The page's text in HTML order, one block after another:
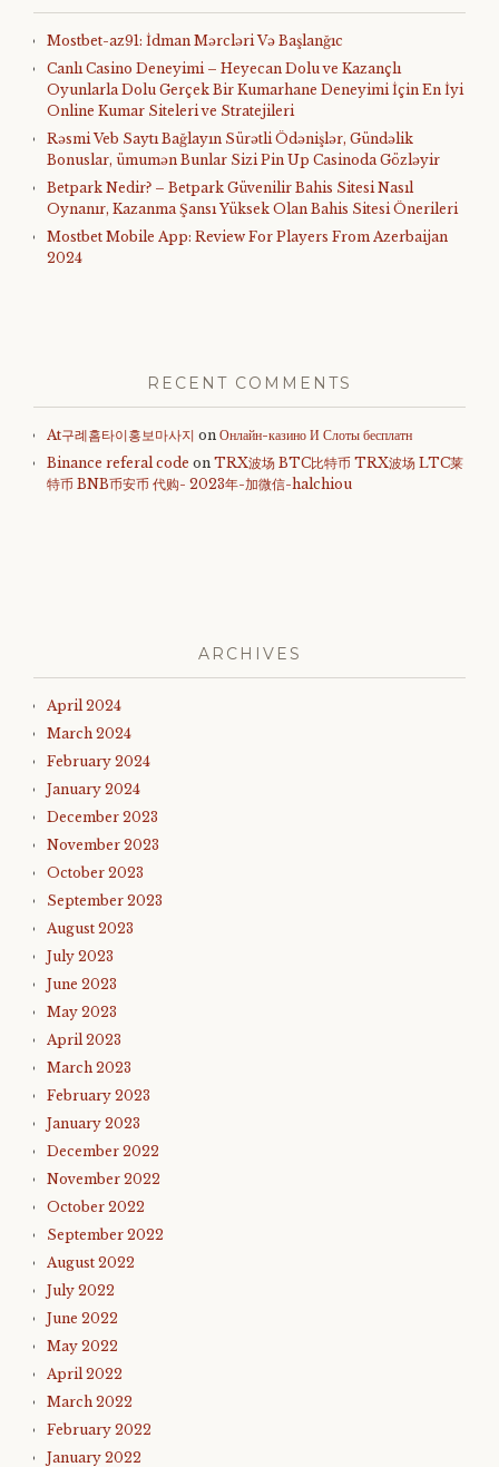
Mostbet-az91: İdman Mərcləri Və Başlanğıc
Canlı Casino Deneyimi – Heyecan Dolu ve Kazançlı
Oyunlarla Dolu Gerçek Bir Kumarhane Deneyimi İçin En İyi
Online Kumar Siteleri ve Stratejileri
Rəsmi Veb Saytı Bağlayın️ Sürətli Ödənişlər, Gündəlik
Bonuslar, ümumən Bunlar Sizi Pin Up Casinoda Gözləyir
Betpark Nedir? – Betpark Güvenilir Bahis Sitesi Nasıl
Oynanır, Kazanma Şansı Yüksek Olan Bahis Sitesi Önerileri
Mostbet Mobile App: Review For Players From Azerbaijan
2024
RECENT COMMENTS
At구례홈타이홍보마사지 on Онлайн-казино И Слоты бесплатн
Binance referal code on TRX波场 BTC比特币 TRX波场 LTC莱
特币 BNB币安币 代购- 2023年-加微信-halchiou
ARCHIVES
April 2024
March 2024
February 2024
January 2024
December 2023
November 2023
October 2023
September 2023
August 2023
July 2023
June 2023
May 2023
April 2023
March 2023
February 2023
January 2023
December 2022
November 2022
October 2022
September 2022
August 2022
July 2022
June 2022
May 2022
April 2022
March 2022
February 2022
January 2022